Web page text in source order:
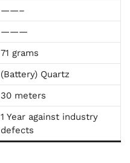
——–
———
71 grams
(Battery) Quartz
30 meters
1 Year against industry
defects